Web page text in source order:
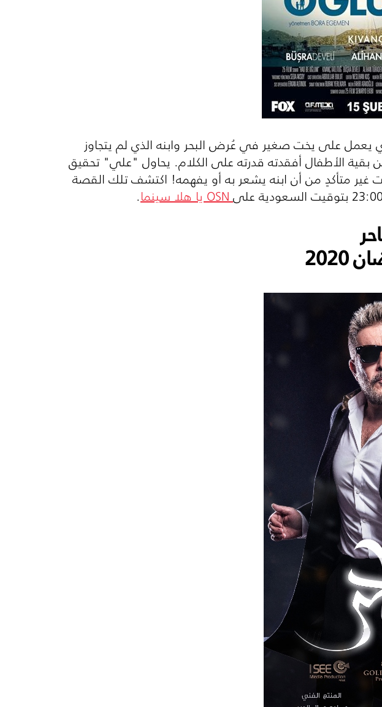
يحكي حكاية "علي" الذي يعمل على يخت صغير في عُرض البحر وابنه الذي لم يتجاوز
بقية الأطفال أفقدته قدرته على الكلام. يحاول "علي" تحقيق
متأكدٍ من أن ابنه يشعر به أو يفهمه! اكتشف تلك القصة
OSNيا هلا سينما.
2020